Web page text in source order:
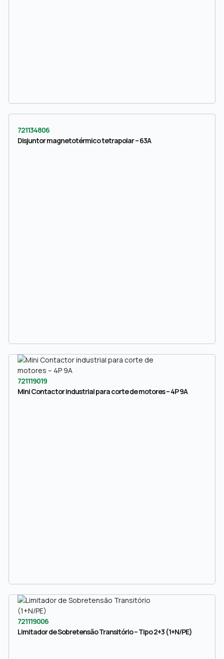
721134806
Disjuntor magnetotérmico tetrapolar – 63A
721119019
Mini Contactor industrial para corte de motores – 4P 9A
721119006
Limitador de Sobretensão Transitório – Tipo 2+3 (1+N/PE)